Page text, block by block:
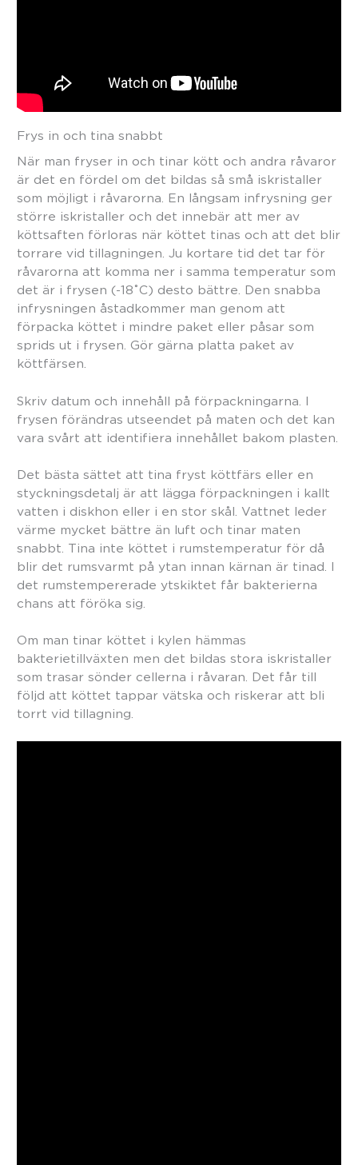
Frys in och tina snabbt
När man fryser in och tinar kött och andra råvaror
är det en fördel om det bildas så små iskristaller
som möjligt i råvarorna. En långsam infrysning ger
större iskristaller och det innebär att mer av
köttsaften förloras när köttet tinas och att det blir
torrare vid tillagningen. Ju kortare tid det tar för
råvarorna att komma ner i samma temperatur som
det är i frysen (-18˚C) desto bättre. Den snabba
infrysningen åstadkommer man genom att
förpacka köttet i mindre paket eller påsar som
sprids ut i frysen. Gör gärna platta paket av
köttfärsen.
Skriv datum och innehåll på förpackningarna. I
frysen förändras utseendet på maten och det kan
vara svårt att identifiera innehållet bakom plasten.
Det bästa sättet att tina fryst köttfärs eller en
styckningsdetalj är att lägga förpackningen i kallt
vatten i diskhon eller i en stor skål. Vattnet leder
värme mycket bättre än luft och tinar maten
snabbt. Tina inte köttet i rumstemperatur för då
blir det rumsvarmt på ytan innan kärnan är tinad. I
det rumstempererade ytskiktet får bakterierna
chans att föröka sig.
Om man tinar köttet i kylen hämmas
bakterietillväxten men det bildas stora iskristaller
som trasar sönder cellerna i råvaran. Det får till
följd att köttet tappar vätska och riskerar att bli
torrt vid tillagning.